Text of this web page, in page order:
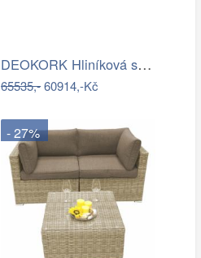
DEOKORK Hliníková sestava pro 7 osob…
65535,-60914,-Kč
- 27%